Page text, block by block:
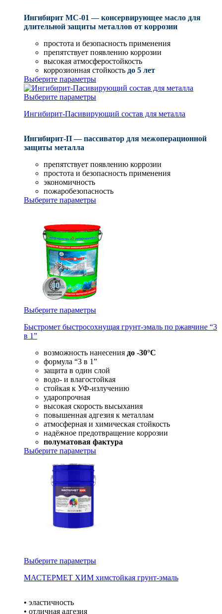
Ингибирит МС-01 — консервирующее масло для
длительной защиты металлов от коррозии
простота и безопасность применения
препятствует появлению коррозии
высокая атмосферостойкость
коррозионная стойкость до 5 лет
Выберите параметры
Выберите параметры
Ингибирит-Пасивирующий состав для металла
Ингибирит-П — пассиватор для межоперационной
защиты металла
препятствует появлению коррозии
простота и безопасность применения
экономичность
пожаробезопасность
Выберите параметры
Выберите параметры
Быстромет быстросохнущая грунт-эмаль по ржавчине “3
в 1”
возможность нанесения до -30°С
формула “3 в 1”
защита в один слой
водо- и влагостойкая
стойкая к УФ-излучению
ударопрочная
высокая скорость высыхания
повышенная адгезия к металлам
атмосферная и химическая стойкость
надёжное предотвращение коррозии
полуматовая фактура
Выберите параметры
Выберите параметры
МАСТЕРМЕТ ХИМ химстойкая грунт-эмаль
• эластичность
• отличная адгезия